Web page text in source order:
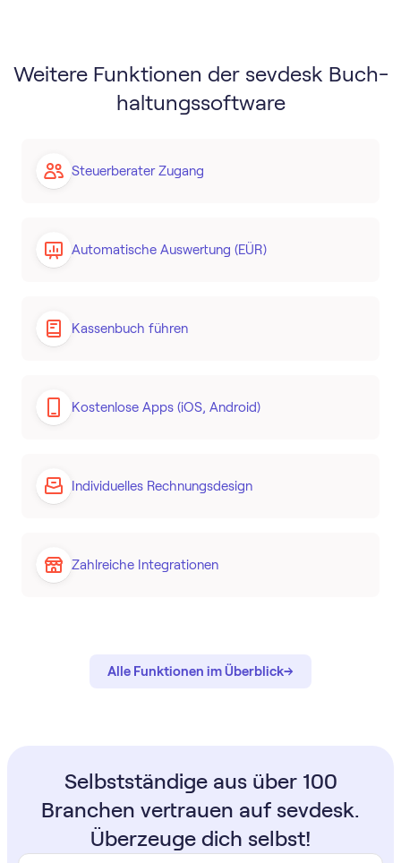
Weitere Funktionen der sevdesk Buch­
haltungs­software
Steuerberater Zugang
Automatische Auswertung (EÜR)
Kassenbuch führen
Kostenlose Apps (iOS, Android)
Individuelles Rechnungsdesign
Zahlreiche Integrationen
Alle Funktionen im Überblick→
→
Selbstständige aus über 100
Branchen vertrauen auf sevdesk.
Überzeuge dich selbst!